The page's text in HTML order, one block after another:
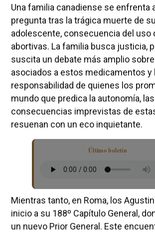
Una familia canadiense se enfrenta
pregunta tras la trágica muerte de
adolescente, consecuencia del uso
abortivas. La familia busca justicia,
suscita un debate más amplio
asociados a estos medicamentos y
responsabilidad de quienes los
mundo que predica la autonomía, las
consecuencias imprevistas de
resuenan con un eco inquietante.
Último boletín
Mientras tanto, en Roma, los
inicio a su 188º Capítulo General,
un nuevo Prior General. Este